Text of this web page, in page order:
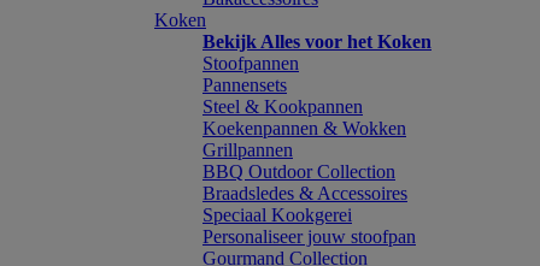
Koken
Bekijk Alles voor het Koken
Stoofpannen
Pannensets
Steel & Kookpannen
Koekenpannen & Wokken
Grillpannen
BBQ Outdoor Collection
Braadsledes & Accessoires
Speciaal Kookgerei
Personaliseer jouw stoofpan
Gourmand Collection